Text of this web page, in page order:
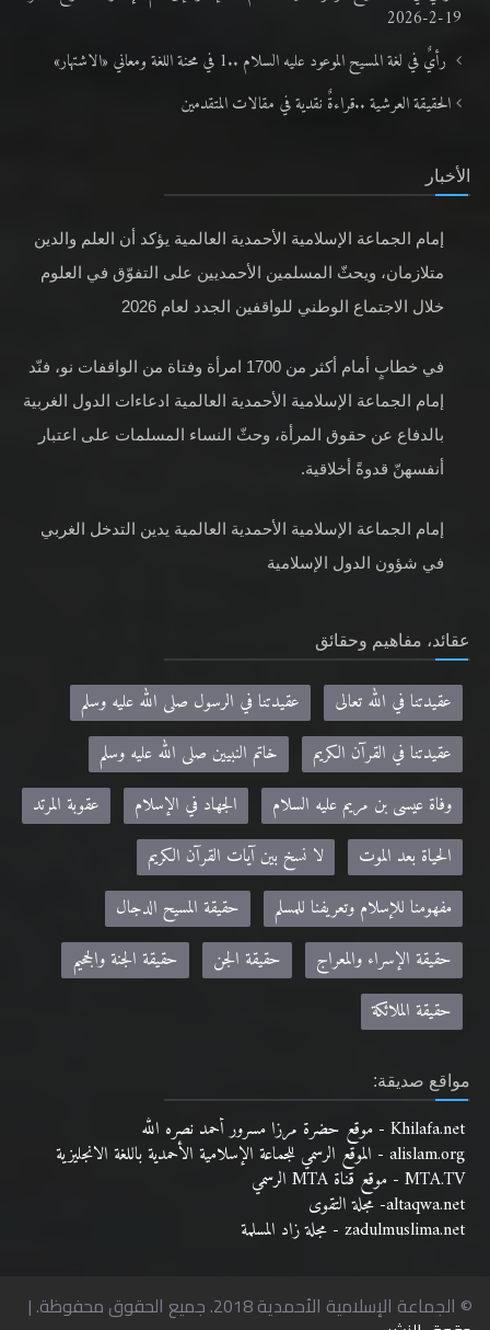
19-2-2026
رأيٌ في لغة المسيح الموعود عليه السلام ..1 في محنة اللغة ومعاني «الاشتهار»
الحقيقة العرشية ..قراءةٌ نقدية في مقالات المتقدمين
الأخبار
إمام الجماعة الإسلامية الأحمدية العالمية يؤكد أن العلم والدين
متلازمان، ويحثّ المسلمين الأحمديين على التفوّق في العلوم
خلال الاجتماع الوطني للواقفين الجدد لعام 2026
في خطابٍ أمام أكثر من 1700 امرأة وفتاة من الواقفات نو، فنّد
إمام الجماعة الإسلامية الأحمدية العالمية ادعاءات الدول الغربية
بالدفاع عن حقوق المرأة، وحثّ النساء المسلمات على اعتبار
أنفسهنّ قدوةً أخلاقية.
إمام الجماعة الإسلامية الأحمدية العالمية يدين التدخل الغربي
في شؤون الدول الإسلامية
عقائد، مفاهيم وحقائق
عقيدتنا في الله تعالى
عقيدتنا في الرسول صلى الله عليه وسلم
عقيدتنا في القرآن الكريم
خاتم النبيين صلى الله عليه وسلم
وفاة عيسى بن مريم عليه السلام
الجهاد في الإسلام
عقوبة المرتد
الحياة بعد الموت
لا نسخ بين آيات القرآن الكريم
مفهومنا للإسلام وتعريفنا للمسلم
حقيقة المسيح الدجال
حقيقة الإسراء والمعراج
حقيقة الجن
حقيقة الجنة والجحيم
حقيقة الملائكة
مواقع صديقة:
Khilafa.net - موقع حضرة مرزا مسرور أحمد نصره الله
alislam.org - الموقع الرسمي للجماعة الإسلامية الأحمدية باللغة الانجليزية
MTA.TV - موقع قناة MTA الرسمي
altaqwa.net- مجلة التقوى
zadulmuslima.net - مجلة زاد المسلمة
© الجماعة الإسلامية الأحمدية 2018. جميع الحقوق محفوظة. |